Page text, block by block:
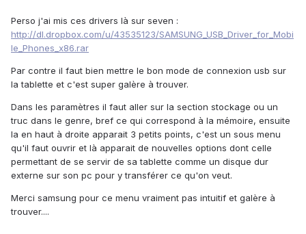
Perso j'ai mis ces drivers là sur seven :
http://dl.dropbox.com/u/43535123/SAMSUNG_USB_Driver_for_Mobi
le_Phones_x86.rar
Par contre il faut bien mettre le bon mode de connexion usb sur
la tablette et c'est super galère à trouver.
Dans les paramètres il faut aller sur la section stockage ou un
truc dans le genre, bref ce qui correspond à la mémoire, ensuite
la en haut à droite apparait 3 petits points, c'est un sous menu
qu'il faut ouvrir et là apparait de nouvelles options dont celle
permettant de se servir de sa tablette comme un disque dur
externe sur son pc pour y transférer ce qu'on veut.
Merci samsung pour ce menu vraiment pas intuitif et galère à
trouver....